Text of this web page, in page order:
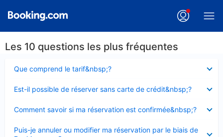
Les 10 questions les plus fréquentes
Que comprend le tarif&nbsp;?
fermé
Est-il possible de réserver sans carte de crédit&nbsp;?
fermé
Comment savoir si ma réservation est confirmée&nbsp;?
fermé
Puis-je annuler ou modifier ma réservation par le biais de
fermé